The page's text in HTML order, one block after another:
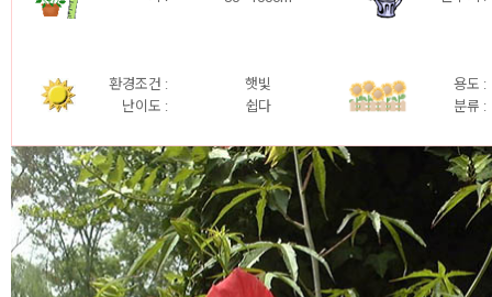
환경조건 :
난이도 :
햇빛
쉽다
용도 :
분류 :